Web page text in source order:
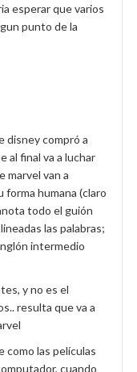
esperar que varios
punto de la
disney compró a
al final va a luchar
marvel van a
forma humana (claro
todo el guión
las palabras;
intermedio
y no es el
resulta que va a
como las películas
cuando